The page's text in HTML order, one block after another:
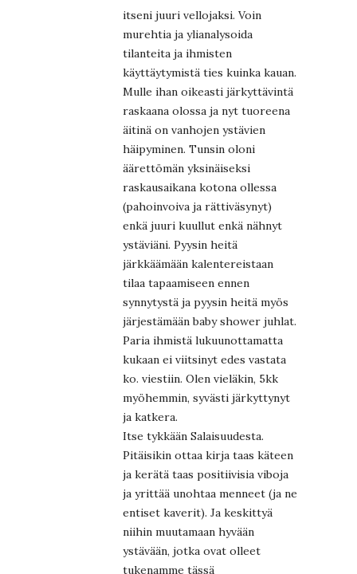
itseni juuri vellojaksi. Voin
murehtia ja ylianalysoida
tilanteita ja ihmisten
käyttäytymistä ties kuinka kauan.
Mulle ihan oikeasti järkyttävintä
raskaana olossa ja nyt tuoreena
äitinä on vanhojen ystävien
häipyminen. Tunsin oloni
äärettömän yksinäiseksi
raskausaikana kotona ollessa
(pahoinvoiva ja rättiväsynyt)
enkä juuri kuullut enkä nähnyt
ystäviäni. Pyysin heitä
järkkäämään kalentereistaan
tilaa tapaamiseen ennen
synnytystä ja pyysin heitä myös
järjestämään baby shower juhlat.
Paria ihmistä lukuunottamatta
kukaan ei viitsinyt edes vastata
ko. viestiin. Olen vieläkin, 5kk
myöhemmin, syvästi järkyttynyt
ja katkera.
Itse tykkään Salaisuudesta.
Pitäisikin ottaa kirja taas käteen
ja kerätä taas positiivisia viboja
ja yrittää unohtaa menneet (ja ne
entiset kaverit). Ja keskittyä
niihin muutamaan hyvään
ystävään, jotka ovat olleet
tukenamme tässä